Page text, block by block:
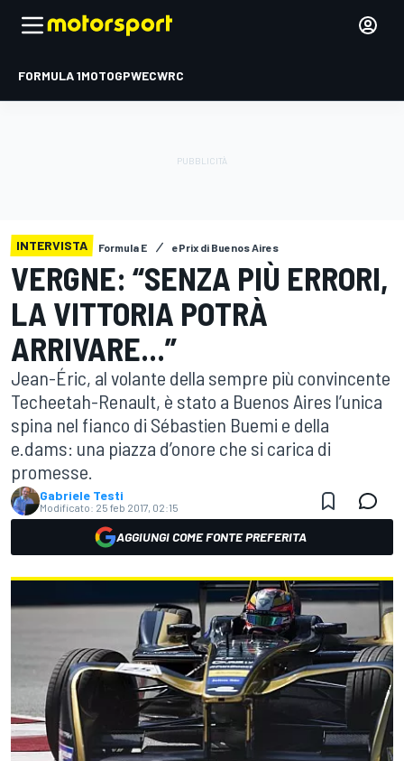
FORMULA 1MOTOGPWECWRC
INTERVISTA Formula E ePrix di Buenos Aires
VERGNE: “SENZA PIÙ ERRORI,
LA VITTORIA POTRÀ
ARRIVARE...”
Jean-Éric, al volante della sempre più convincente
Techeetah-Renault, è stato a Buenos Aires l’unica
spina nel fianco di Sébastien Buemi e della
e.dams: una piazza d’onore che si carica di
promesse.
Gabriele Testi
Modificato: 25 feb 2017, 02:15
AGGIUNGI COME FONTE PREFERITA